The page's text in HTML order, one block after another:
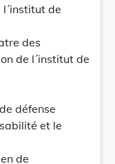
de
des
de l´institut de
défense
et le
de